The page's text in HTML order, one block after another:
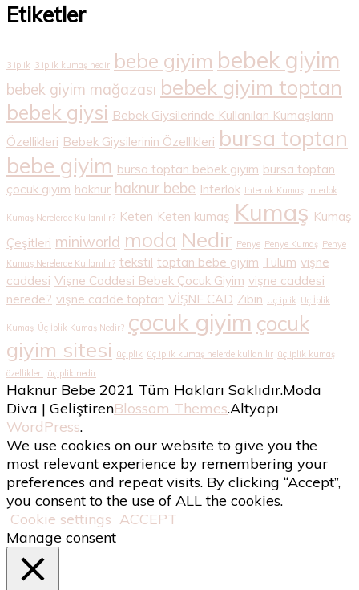
Etiketler
3 iplik 3 iplik kumaş nedir bebe giyim bebek giyim
bebek giyim mağazası bebek giyim toptan
bebek giysi Bebek Giysilerinde Kullanılan Kumaşların
Özellikleri Bebek Giysilerinin Özellikleri bursa toptan
bebe giyim bursa toptan bebek giyim bursa toptan
çocuk giyim haknur haknur bebe Interlok Interlok Kumaş Interlok
Kumaş Nerelerde Kullanılır? Keten Keten kumaş Kumaş Kumaş
Çeşitleri miniworld moda Nedir Penye Penye Kumaş Penye
Kumaş Nerelerde Kullanılır? tekstil toptan bebe giyim Tulum vişne
caddesi Vişne Caddesi Bebek Çocuk Giyim vişne caddesi
nerede? vişne cadde toptan VİŞNE CAD Zıbın Üç iplik Üç İplik
Kumaş Üç İplik Kumaş Nedir? çocuk giyim çocuk
giyim sitesi üçiplik üç iplik kumaş nelerde kullanılır üç iplik kumaş
özellikleri üçiplik nedir
Haknur Bebe 2021 Tüm Hakları Saklıdır.Moda
Diva | GeliştirenBlossom Themes.Altyapı
WordPress.
We use cookies on our website to give you the
most relevant experience by remembering your
preferences and repeat visits. By clicking “Accept”,
you consent to the use of ALL the cookies.
Cookie settings ACCEPT
Manage consent